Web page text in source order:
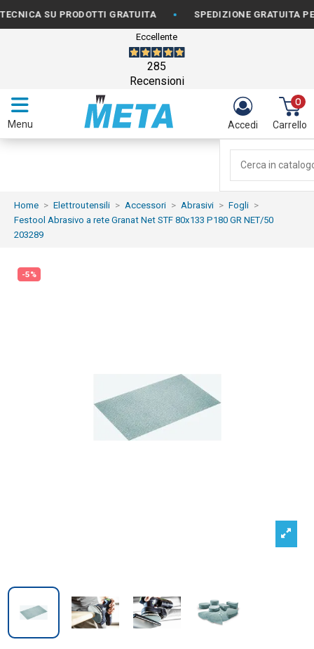
SU PRODOTTI GRATUITA • SPEDIZIONE GRATUITA PER
Eccellente
285
Recensioni
Menu Accedi
0
Carrello
Home Elettroutensili Accessori Abrasivi
Fogli
Festool Abrasivo a rete Granat Net STF 80x133 P180 GR NET/50
203289
-5%